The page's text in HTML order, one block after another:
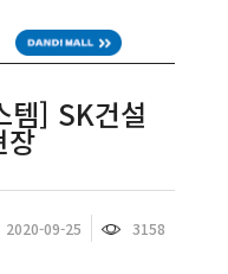
템] SK건설
장
2020-09-25 3158